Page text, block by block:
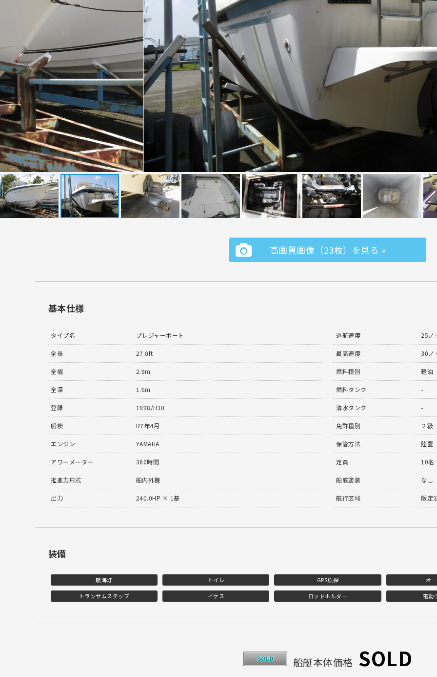
高画質画像（23枚）を見る »
基本仕様
タイプ名 プレジャーボート
全長 27.0ft
全幅 2.9m
全深 1.6m
登録 1998/H10
船検 R7年4月
エンジン YAMAHA
アワーメーター 360時間
推進力形式 船内外機
出力 240.0HP × 1基
巡航速度 25ノ
最高速度 30ノ
燃料種別 軽油
燃料タンク -
清水タンク -
免許種別 ２級
保管方法 陸置
定員 10名
船底塗装 なし
航行区域 限定
装備
航海灯 トイレ GPS魚探 オ
トランサムステップ イケス ロッドホルダー 電動
船艇本体価格 SOLD